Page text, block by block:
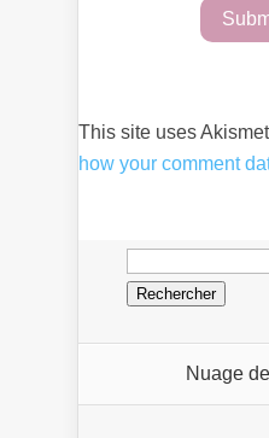
This site uses
how your comment
Rechercher :
Nuage